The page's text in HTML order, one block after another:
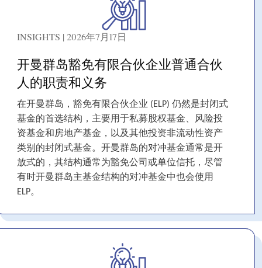
INSIGHTS | 2026年7月17日
开曼群岛豁免有限合伙企业普通合伙
人的职责和义务
在开曼群岛，豁免有限合伙企业 (ELP) 仍然是封闭式
基金的首选结构，主要用于私募股权基金、风险投
资基金和房地产基金，以及其他投资非流动性资产
类别的封闭式基金。开曼群岛的对冲基金通常是开
放式的，其结构通常为豁免公司或单位信托，尽管
有时开曼群岛主基金结构的对冲基金中也会使用
ELP。